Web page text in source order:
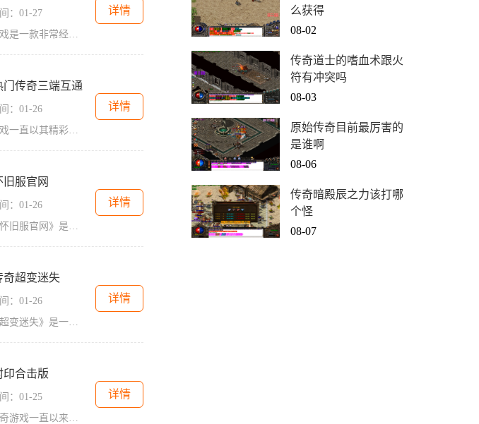
：01-27
传奇游戏是一款非常经典的2D游戏，它以丰富的角色扮演和万人在线的特点而闻名于世。该游戏还以其激烈的玩家互动、各种传奇故事和丰富多样的玩法而备受玩家们的喜爱。我们来介绍
详情
门传奇三端互通
：01-26
传奇游戏一直以其精彩的故事情节、刺激的战斗玩法和强大的社交互动性而备受玩家喜爱。作为传承经典的一款游戏，《传奇》坚持着让玩家感受更多游戏乐趣的理念。而2021年，传奇系
详情
旧服官网
：01-26
《传奇怀旧服官网》是一款经典的2D游戏，以角色扮演为主题，在线上可容纳万人同时在线。这款游戏以其独特的玩法和丰富的内容吸引了众多玩家的关注和参与。在传奇游戏中，玩家可
详情
奇超变迷失
：01-26
《传奇超变迷失》是一款全新的传奇游戏，将为玩家带来一场畅快淋漓的冒险之旅。游戏以中世纪为背景，玩家将扮演一位英勇的战士，投身于这个神秘的世界中，体验激烈刺激的战斗
详情
印合击版
：01-25
传统传奇游戏一直以来都备受玩家喜爱，而今天要介绍的是《上古封印合击版》——一款2D游戏的经典传奇版本。这款游戏不仅秉承了传统传奇的特点，还加入了更多亮点和创新，为广大
详情
么获得
08-02
传奇道士的嗜血术跟火
符有冲突吗
08-03
原始传奇目前最厉害的
是谁啊
08-06
传奇暗殿辰之力该打哪
个怪
08-07